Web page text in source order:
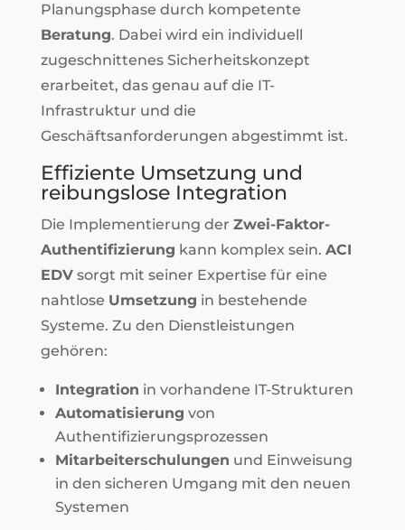
Planungsphase durch kompetente
Beratung. Dabei wird ein individuell
zugeschnittenes Sicherheitskonzept
erarbeitet, das genau auf die IT-
Infrastruktur und die
Geschäftsanforderungen abgestimmt ist.
Effiziente Umsetzung und
reibungslose Integration
Die Implementierung der Zwei-Faktor-
Authentifizierung kann komplex sein. ACI
EDVsorgt mit seiner Expertise für eine
nahtlose Umsetzung in bestehende
Systeme. Zu den Dienstleistungen
gehören:
Integration in vorhandene IT-Strukturen
Automatisierung von
Authentifizierungsprozessen
Mitarbeiterschulungen und Einweisung
in den sicheren Umgang mit den neuen
Systemen